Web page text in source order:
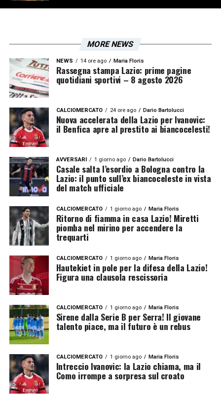
MORE NEWS
NEWS 14 ore ago Maria Floris
Rassegna stampa Lazio: prime pagine
quotidiani sportivi – 8 agosto 2026
CALCIOMERCATO 24 ore ago Dario Bartolucci
Nuova accelerata della Lazio per Ivanovic:
il Benfica apre al prestito ai biancocelesti!
AVVERSARI 1 giorno ago Dario Bartolucci
Casale salta l’esordio a Bologna contro la
Lazio: il punto sull’ex biancoceleste in vista
del match ufficiale
CALCIOMERCATO 1 giorno ago Maria Floris
Ritorno di fiamma in casa Lazio! Miretti
piomba nel mirino per accendere la
trequarti
CALCIOMERCATO 1 giorno ago Maria Floris
Hautekiet in pole per la difesa della Lazio!
Figura una clausola rescissoria
CALCIOMERCATO 1 giorno ago Maria Floris
Sirene dalla Serie B per Serra! Il giovane
talento piace, ma il futuro è un rebus
CALCIOMERCATO 1 giorno ago Maria Floris
Intreccio Ivanovic: la Lazio chiama, ma il
Como irrompe a sorpresa sul croato